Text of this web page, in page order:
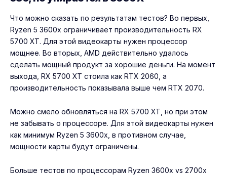
Что можно сказать по результатам тестов? Во первых,
Ryzen 5 3600x ограничивает производительность RX
5700 XT. Для этой видеокарты нужен процессор
мощнее. Во вторых, AMD действительно удалось
сделать мощный продукт за хорошие деньги. На момент
выхода, RX 5700 XT стоила как RTX 2060, а
производительность показывала выше чем RTX 2070.
Можно смело обновляться на RX 5700 XT, но при этом
не забывать о процессоре. Для этой видеокарты нужен
как минимум Ryzen 5 3600x, в противном случае,
мощности карты будут ограничены.
Больше тестов по процессорам Ryzen 3600x vs 2700x